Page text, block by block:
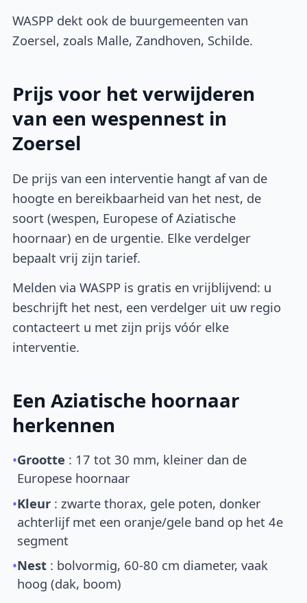
WASPP dekt ook de buurgemeenten van
Zoersel, zoals Malle, Zandhoven, Schilde.
Prijs voor het verwijderen
van een wespennest in
Zoersel
De prijs van een interventie hangt af van de
hoogte en bereikbaarheid van het nest, de
soort (wespen, Europese of Aziatische
hoornaar) en de urgentie. Elke verdelger
bepaalt vrij zijn tarief.
Melden via WASPP is gratis en vrijblijvend: u
beschrijft het nest, een verdelger uit uw regio
contacteert u met zijn prijs vóór elke
interventie.
Een Aziatische hoornaar
herkennen
•Grootte : 17 tot 30 mm, kleiner dan de
Europese hoornaar
•Kleur : zwarte thorax, gele poten, donker
achterlijf met een oranje/gele band op het 4e
segment
•Nest : bolvormig, 60-80 cm diameter, vaak
hoog (dak, boom)